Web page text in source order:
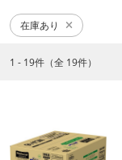
在庫あり
1 - 19件（全 19件）